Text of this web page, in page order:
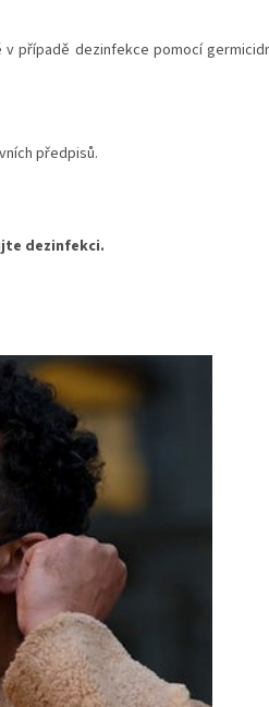
případě dezinfekce pomocí
předpisů.
dezinfekci.